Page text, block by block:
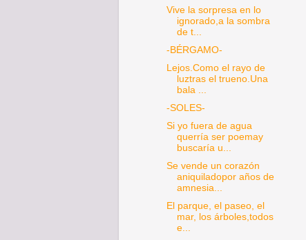
Vive la sorpresa en lo
ignorado,a la sombra
de t...
-BÉRGAMO-
Lejos.Como el rayo de
luztras el trueno.Una
bala ...
-SOLES-
Si yo fuera de agua
querría ser poemay
buscaría u...
Se vende un corazón
aniquiladopor años de
amnesia...
El parque, el paseo, el
mar, los árboles,todos
e...